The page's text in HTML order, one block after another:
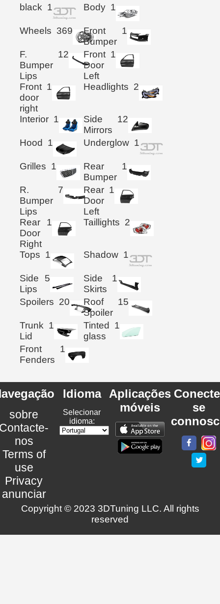
black 1 Body 1
Wheels 369
Front
Bumper
1
F.
Bumper
Lips
12
Front
Door
Left
1
Front
door
right
1 Headlights 2
Interior 1
Side
Mirrors
12
Hood 1 Underglow 1
Grilles 1
Rear
Bumper
1
R.
Bumper
Lips
7
Rear
Door
Left
1
Rear
Door
Right
1 Taillights 2
Tops 1 Shadow 1
Side
Lips
5
Side
Skirts
1
Spoilers 20
Roof
Spoiler
15
Trunk
Lid
1
Tinted
glass
1
Front
Fenders
1
sobre
nos
Terms of
use
Privacy
anunciar
Idioma
Selecionar
idioma:
Aplicações
móveis
se
Copyright © 2023 3DTuning LLC. All rights
reserved